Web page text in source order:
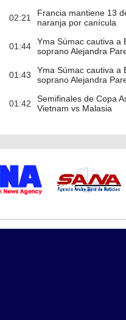
02:21
Francia mantiene 13
naranja por canícula
01:44
Yma Súmac cautiva a
soprano Alejandra
01:43
Yma Súmac cautiva a
soprano Alejandra
01:42
Semifinales de Copa
Vietnam vs Malasia